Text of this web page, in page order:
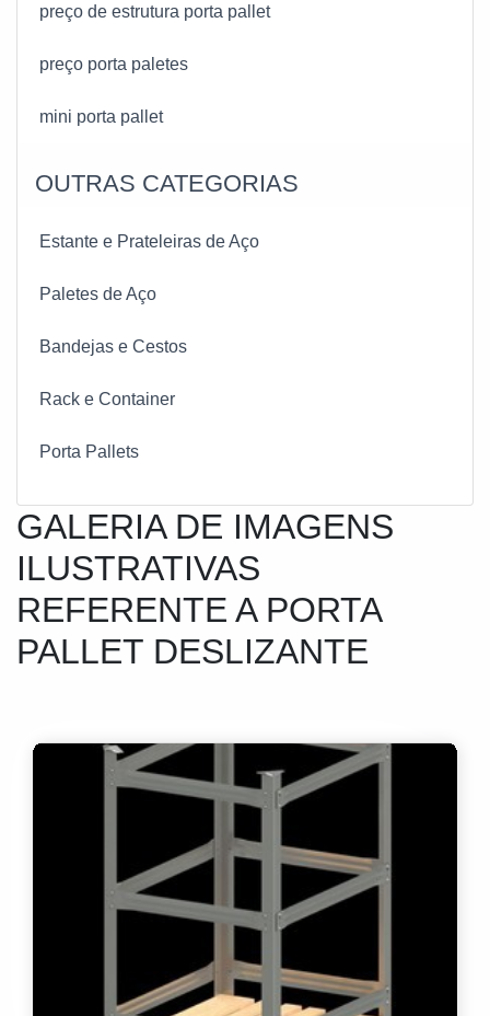
preço de estrutura porta pallet
preço porta paletes
mini porta pallet
OUTRAS CATEGORIAS
Estante e Prateleiras de Aço
Paletes de Aço
Bandejas e Cestos
Rack e Container
Porta Pallets
GALERIA DE IMAGENS
ILUSTRATIVAS
REFERENTE A PORTA
PALLET DESLIZANTE